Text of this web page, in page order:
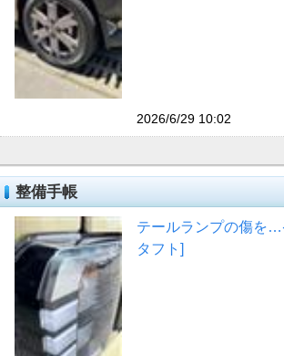
2026/6/29 10:02
整備手帳
テールランプの傷を
タフト]